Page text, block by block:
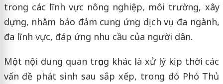
trong các lĩnh vực nông nghiệp, môi trường, xây
dựng, nhằm bảo đảm cung ứng dịch vụ đa ngành,
đa lĩnh vực, đáp ứng nhu cầu của người dân.
Một nội dung quan trọng khác là xử lý kịp thời các
vấn đề phát sinh sau sắp xếp, trong đó Phó Thủ